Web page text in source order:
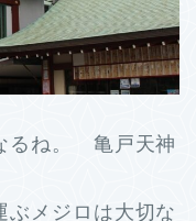
るね。 亀戸天神
ぶメジロは大切な